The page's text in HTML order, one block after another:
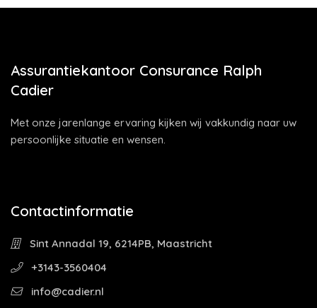
Assurantiekantoor Consurance Ralph
Cadier
Met onze jarenlange ervaring kijken wij vakkundig naar uw
persoonlijke situatie en wensen.
Contactinformatie
Sint Annadal 19, 6214PB, Maastricht
+3143-3560404
info@cadier.nl